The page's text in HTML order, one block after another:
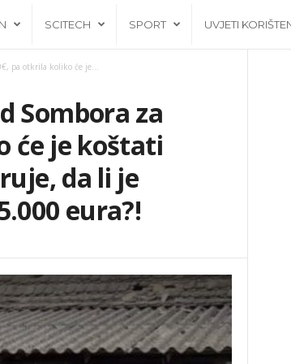
SCITECH SPORT UVJETI
pa otkrila koliko će je...
Sombora za
će je koštati
da li je
eura?!